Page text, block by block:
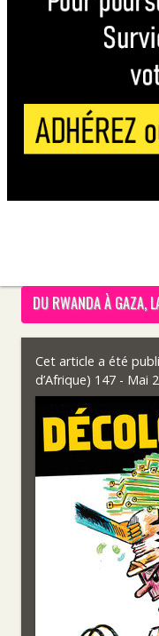
DU RWANDA À GAZA,
Cet article a été
d’Afrique) 147 - Mai